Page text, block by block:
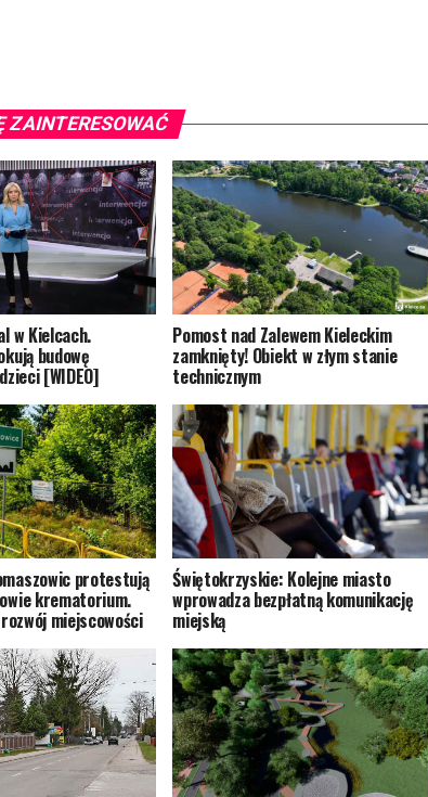
ZAINTERESOWAĆ
w Kielcach.
budowę
[WIDEO]
Pomost nad Zalewem Kieleckim
zamknięty! Obiekt w złym stanie
technicznym
protestują
krematorium.
miejscowości
Świętokrzyskie: Kolejne miasto
wprowadza bezpłatną komunikację
miejską